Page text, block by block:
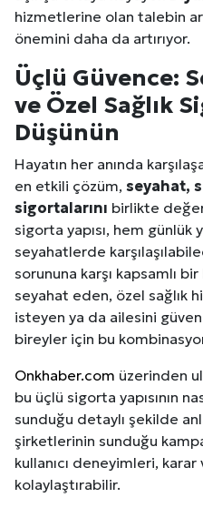
hizmetlerine olan talebin
önemini daha da artırıyor.
Üçlü Güvence:
ve Özel Sağlık
Düşünün
Hayatın her anında
en etkili çözüm, seyahat,
sigortalarını birlikte
sigorta yapısı, hem günlük
seyahatlerde
sorununa karşı kapsamlı
seyahat eden, özel sağlık
isteyen ya da ailesini
bireyler için bu
Onkhaber.com üzerinden
bu üçlü sigorta yapısının
sunduğu detaylı şekilde
şirketlerinin sunduğu
kullanıcı deneyimleri,
kolaylaştırabilir.